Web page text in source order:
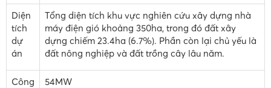
Diện
tích
dự
án
Tổng diện tích khu vực nghiên cứu xây dựng nhà
máy điện gió khoảng 350ha, trong đó đất xây
dựng chiếm 23.4ha (6.7%). Phần còn lại chủ yếu là
đất nông nghiệp và đất trồng cây lâu năm.
Công
54MW